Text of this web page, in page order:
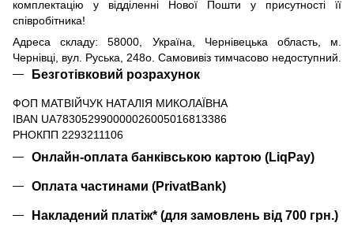
комплектацію у відділенні Нової Пошти у присутності її
співробітника!
Адреса складу: 58000, Україна, Чернівецька область, м.
Чернівці, вул. Руська, 248о. Самовивіз тимчасово недоступний.
Безготівковий розрахунок
ФОП МАТВІЙЧУК НАТАЛІЯ МИКОЛАЇВНА
IBAN UA783052990000026005016813386
РНОКПП 2293211106
Онлайн-оплата банківською картою (LiqPay)
Оплата частинами (PrivatBank)
Накладений платіж* (для замовлень від 700 грн.)